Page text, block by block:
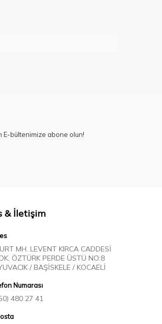
E-bültenimize abone olun!
& İletişim
MH. LEVENT KIRCA CADDESİ
ÖZTÜRK PERDE ÜSTÜ NO:8
/ BAŞİSKELE / KOCAELİ
Numarası
480 27 41